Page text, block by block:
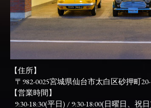
【住所】
〒982-0025宮城県仙台市太白区砂押町
【営業時間】
9:30-18:30(平日) / 9:30-18:00(日曜日、祝日